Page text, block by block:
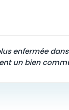
enfermée
un bien